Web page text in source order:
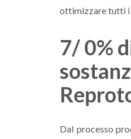
ottimizzare tutti i
7/ 0%
Dal processo